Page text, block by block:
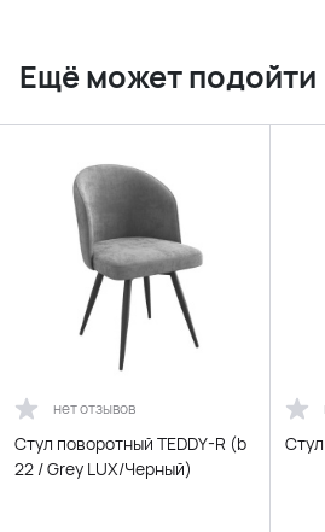
Ещё может подойти
нет отзывов
Стул поворотный TEDDY-R (b
22 / Grey LUX/Черный)